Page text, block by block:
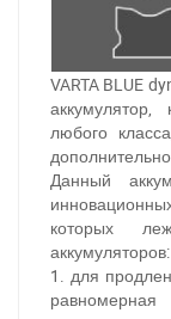
VARTA BLUE
любого
Данный
которых
аккумуляторов:
1. для